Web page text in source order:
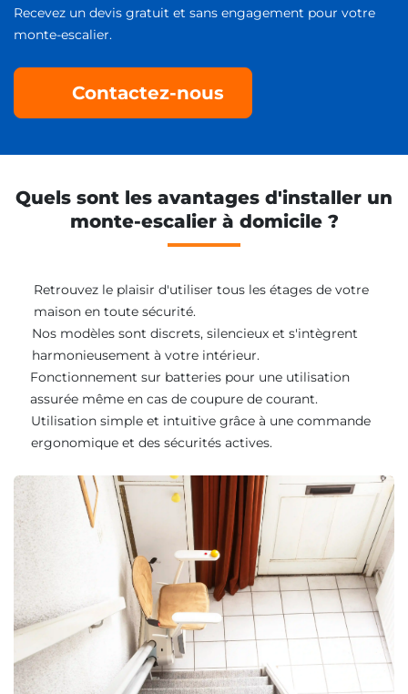
Recevez un devis gratuit et sans engagement pour votre
monte-escalier.
Contactez-nous
Quels sont les avantages d'installer un
monte-escalier à domicile ?
Retrouvez le plaisir d'utiliser tous les étages de votre
maison en toute sécurité.
Nos modèles sont discrets, silencieux et s'intègrent
harmonieusement à votre intérieur.
Fonctionnement sur batteries pour une utilisation
assurée même en cas de coupure de courant.
Utilisation simple et intuitive grâce à une commande
ergonomique et des sécurités actives.